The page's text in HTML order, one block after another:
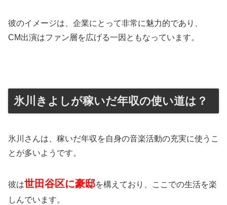
彼のイメージは、企業にとって非常に魅力的であり、
CM出演はファン層を広げる一因ともなっています。
氷川きよしが稼いだ年収の使い道は？
氷川さんは、稼いだ年収を自身の音楽活動の充実に使うこ
とが多いようです。
彼は世田谷区に豪邸を構えており、ここでの生活を楽
しんでいます。